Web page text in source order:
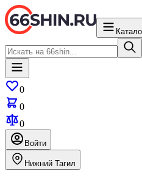
0
0
0
Войти
Нижний Тагил